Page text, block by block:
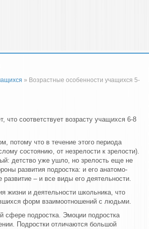
» Возрастные особенности учащихся 5-
что соответствует возрасту учащихся 6-8
потому что в течение этого периода
состоянию, от незрелости к зрелости).
детство уже ушло, но зрелость еще не
развития подростка: и его анатомо-
– и все виды его деятельности.
жизни и деятельности школьника, что
форм взаимоотношений с людьми.
сфере подростка. Эмоции подростка
Подростки отличаются большой